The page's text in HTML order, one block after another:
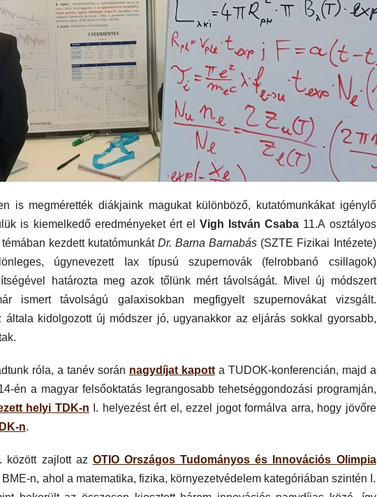
is megmérették diákjaink magukat különböző, kutatómunkákat igénylő
is kiemelkedő eredményeket ért el Vigh István Csaba 11.A osztályos
kezdett kutatómunkátDr. Barna Barnabás (SZTE Fizikai Intézete)
úgynevezett Iax típusú szupernovák (felrobbanó csillagok)
határozta meg azok tőlünk mért távolságát. Mivel új módszert
ismert távolságú galaxisokban megfigyelt szupernovákat vizsgált.
általa kidolgozott új módszer jó, ugyanakkor az eljárás sokkal gyorsabb,
róla, a tanév során nagydíjat kapotta TUDOK-konferencián, majd a
én a magyar felsőoktatás legrangosabb tehetséggondozási programján,
helyi TDK-n I. helyezést ért el, ezzel jogot formálva arra, hogy jövőre
n.
között zajlott az OTIO Országos Tudományos és Innovációs Olimpia
n, ahol a matematika, fizika, környezetvédelem kategóriában szintén I.